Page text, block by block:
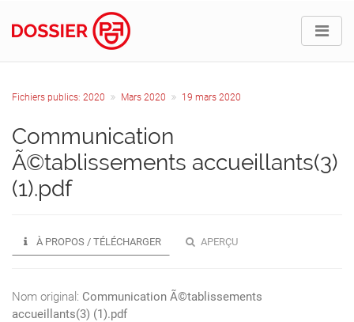
Fichiers publics: 2020 Mars 2020 19 mars 2020
Communication
Ã©tablissements accueillants(3)
(1).pdf
À PROPOS / TÉLÉCHARGER APERÇU
Nom original: Communication Ã©tablissements
accueillants(3) (1).pdf